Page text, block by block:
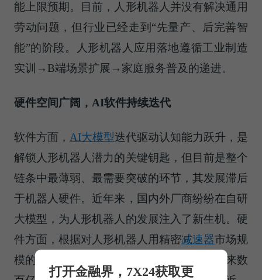
能上限预期。目前，人形机器人并没有解决通用
劳动问题，但行业已经走到“先量产、后完善智
能”的阶段。人形机器人应用落地遵循工业制造
实训→B端场景扩展→家庭服务普及的递进。
硬件空间广阔，AI软件持续迭代
软件方面， AI大模型迭代驱动认知能力跃升，是
解锁人形机器人潜力的关键钥匙，但目前是整个
链条中最薄弱、最需要突破的环节，其发展滞后
于机器人硬件。近年来，国内外厂商纷纷在自研
大模型，为人形机器人的发展注入了新生机。硬
件方面，根据对人形机器人用精密减速器市场规
模的测算，人形机器人或将为精密减速器带来数
打开金融界，7X24获取更